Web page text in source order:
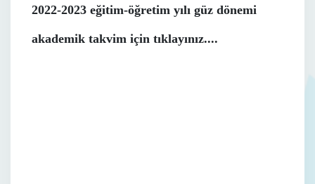
2022-2023 eğitim-öğretim yılı güz dönemi
akademik takvim için tıklayınız....